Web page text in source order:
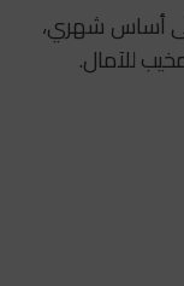
أساس شهري،
للآمال.